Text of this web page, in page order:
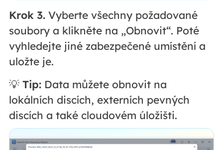
Krok 3.Vyberte všechny požadované
soubory a klikněte na „Obnovit“. Poté
vyhledejte jiné zabezpečené umístění a
uložte je.
💡 Tip:Data můžete obnovit na
lokálních discích, externích pevných
discích a také cloudovém úložišti.